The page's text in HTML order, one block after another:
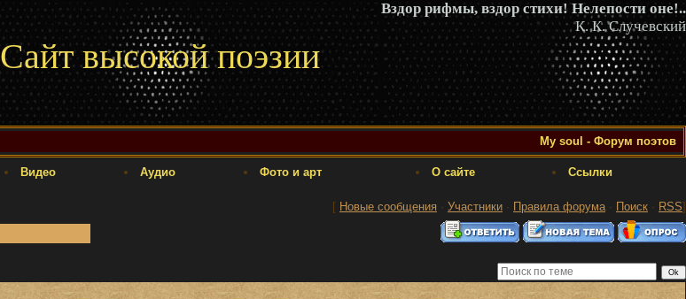
Вздор рифмы, вздор стихи! Нелепости оне!..
К. К. Случевский
Сайт высокой поэзии
My soul - Форум поэтов
Видео Аудио Фото и арт О сайте Ссылки
[ Новые сообщения · Участники · Правила форума· Поиск · RSS]